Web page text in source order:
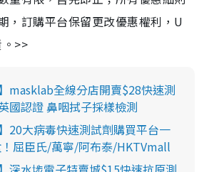
，訂購平台保留更改優惠權利，U
>>
masklab全線分店開賣$28快速測
國認證 鼻咽拭子採樣檢測
20大病毒快速測試劑購買平台一
屈臣氏/萬寧/阿布泰/HKTVmall